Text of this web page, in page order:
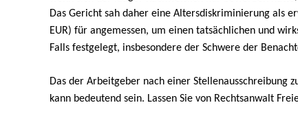
Das Gericht sah daher eine Altersdiskriminierung als
EUR) für angemessen, um einen tatsächlichen und
Falls festgelegt, insbesondere der Schwere der
Das der Arbeitgeber nach einer Stellenausschreibung
kann bedeutend sein. Lassen Sie von Rechtsanwalt